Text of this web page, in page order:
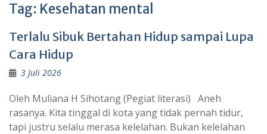
Tag: Kesehatan mental
Terlalu Sibuk Bertahan Hidup sampai Lupa
Cara Hidup
3 Juli 2026
Oleh Muliana H Sihotang (Pegiat literasi) Aneh
rasanya. Kita tinggal di kota yang tidak pernah tidur,
tapi justru selalu merasa kelelahan. Bukan kelelahan